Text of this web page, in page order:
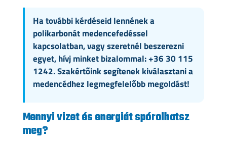
Ha további kérdéseid lennének a
polikarbonát medencefedéssel
kapcsolatban, vagy szeretnél beszerezni
egyet, hívj minket bizalommal: +36 30 115
1242. Szakértőink segítenek kiválasztani a
medencédhez legmegfelelőbb megoldást!
Mennyi vizet és energiát spórolhatsz
meg?